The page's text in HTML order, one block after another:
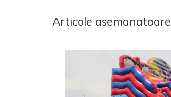
Articole asemanatoare